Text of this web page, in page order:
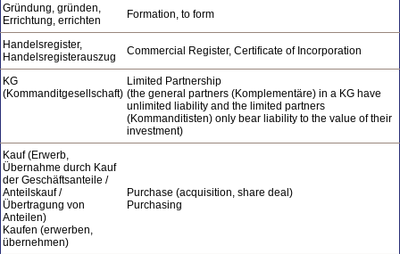
Gründung, gründen,
Errichtung, errichten
Formation, to form
Handelsregister,
Handelsregisterauszug
Commercial Register, Certificate of Incorporation
KG
(Kommanditgesellschaft)
Limited Partnership
(the general partners (Komplementäre) in a KG have
unlimited liability and the limited partners
(Kommanditisten) only bear liability to the value of their
investment)
Kauf (Erwerb,
Übernahme durch Kauf
der Geschäftsanteile /
Anteilskauf /
Übertragung von
Anteilen)
Kaufen (erwerben,
übernehmen)
Purchase (acquisition, share deal)
Purchasing